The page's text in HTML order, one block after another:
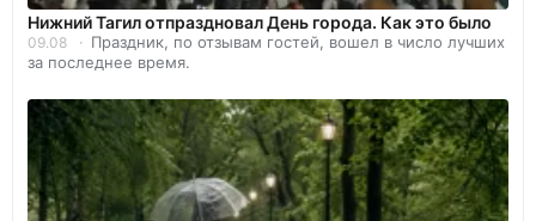
Нижний Тагил отпраздновал День города. Как это было
09.08
Праздник, по отзывам гостей, вошел в число лучших
за последнее время.